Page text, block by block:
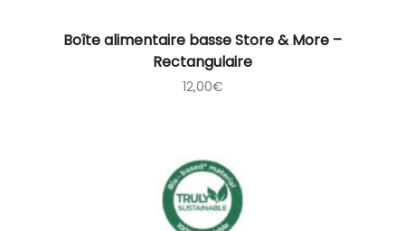
Boîte alimentaire basse Store & More –
Rectangulaire
12,00€